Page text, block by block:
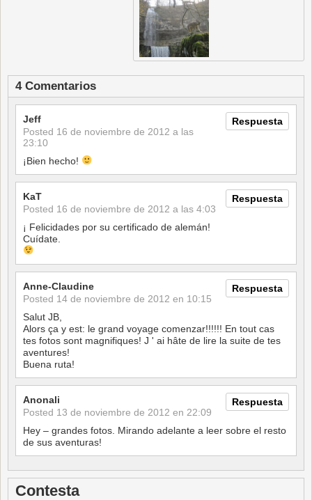
4 Comentarios
Respuesta
Jeff
Posted 16 de noviembre de 2012 a las
23:10
¡Bien hecho!
Respuesta
KaT
Posted 16 de noviembre de 2012 a las 4:03
¡ Felicidades por su certificado de alemán!
Cuídate.
Respuesta
Anne-Claudine
Posted 14 de noviembre de 2012 en 10:15
Salut JB,
Alors ça y est: le grand voyage comenzar!!!!!! En tout cas
tes fotos sont magnifiques! J ' ai hâte de lire la suite de tes
aventures!
Buena ruta!
Respuesta
Anonali
Posted 13 de noviembre de 2012 en 22:09
Hey – grandes fotos. Mirando adelante a leer sobre el resto
de sus aventuras!
Contesta